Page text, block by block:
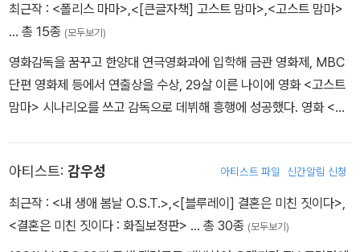
3) 이제는 말할 수 있다!! <최고의 장면들!!> : 한지승 감독, 노영심 음
악감독, 감우성, 손예진, 공형진, 이하나, 문정희, 서태화, 오윤아, 이
진욱
4) Music Video <아무리 생각해도 난 너를>,<만약에 우리>
5) <연애시대> 티저 예고편
1) 한지승 감독의 <연애시대>
2) 노영심 음악감독의 <연애시대> 음악이야기
최근작 : <폴리스 마마>,<[큰글자책] 고스트 맘마>,<고스트 맘마>
… 총 15종 (모두보기)
영화감독을 꿈꾸고 한양대 연극영화과에 입학해 금관 영화제, MBC
단편 영화제 등에서 연출상을 수상, 29살 이른 나이에 영화 <고스트
맘마> 시나리오를 쓰고 감독으로 데뷔해 흥행에 성공했다. 영화 <재
연애시대>를 연출해 명품 드라마라는 신조어를 만드는 등 작품 활동
에 매진하다 고려대학교, 추계예술대학교에서 후학을 가르쳤다. 현재
도 <날씨가 좋으면 찾아가겠어요> 등 꾸준히 영화, 드라마 창작 작업
아티스트: 감우성 아티스트 파일 신간알림 신청
최근작 : <내 생애 봄날 O.S.T.>,<[블루레이] 결혼은 미친 짓이다>,
<결혼은 미친 짓이다 : 화질보정판> … 총 30종 (모두보기)